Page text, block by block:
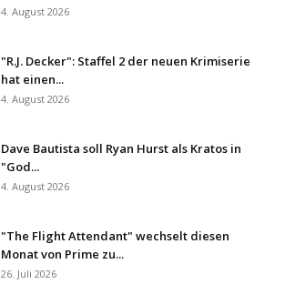
4. August 2026
"R.J. Decker": Staffel 2 der neuen Krimiserie
hat einen...
4. August 2026
Dave Bautista soll Ryan Hurst als Kratos in
"God...
4. August 2026
"The Flight Attendant" wechselt diesen
Monat von Prime zu...
26. Juli 2026